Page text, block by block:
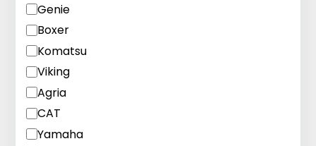
Genie
Boxer
Komatsu
Viking
Agria
CAT
Yamaha